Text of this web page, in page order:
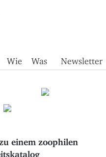
Wie Was Newsletter
einem zoophilen